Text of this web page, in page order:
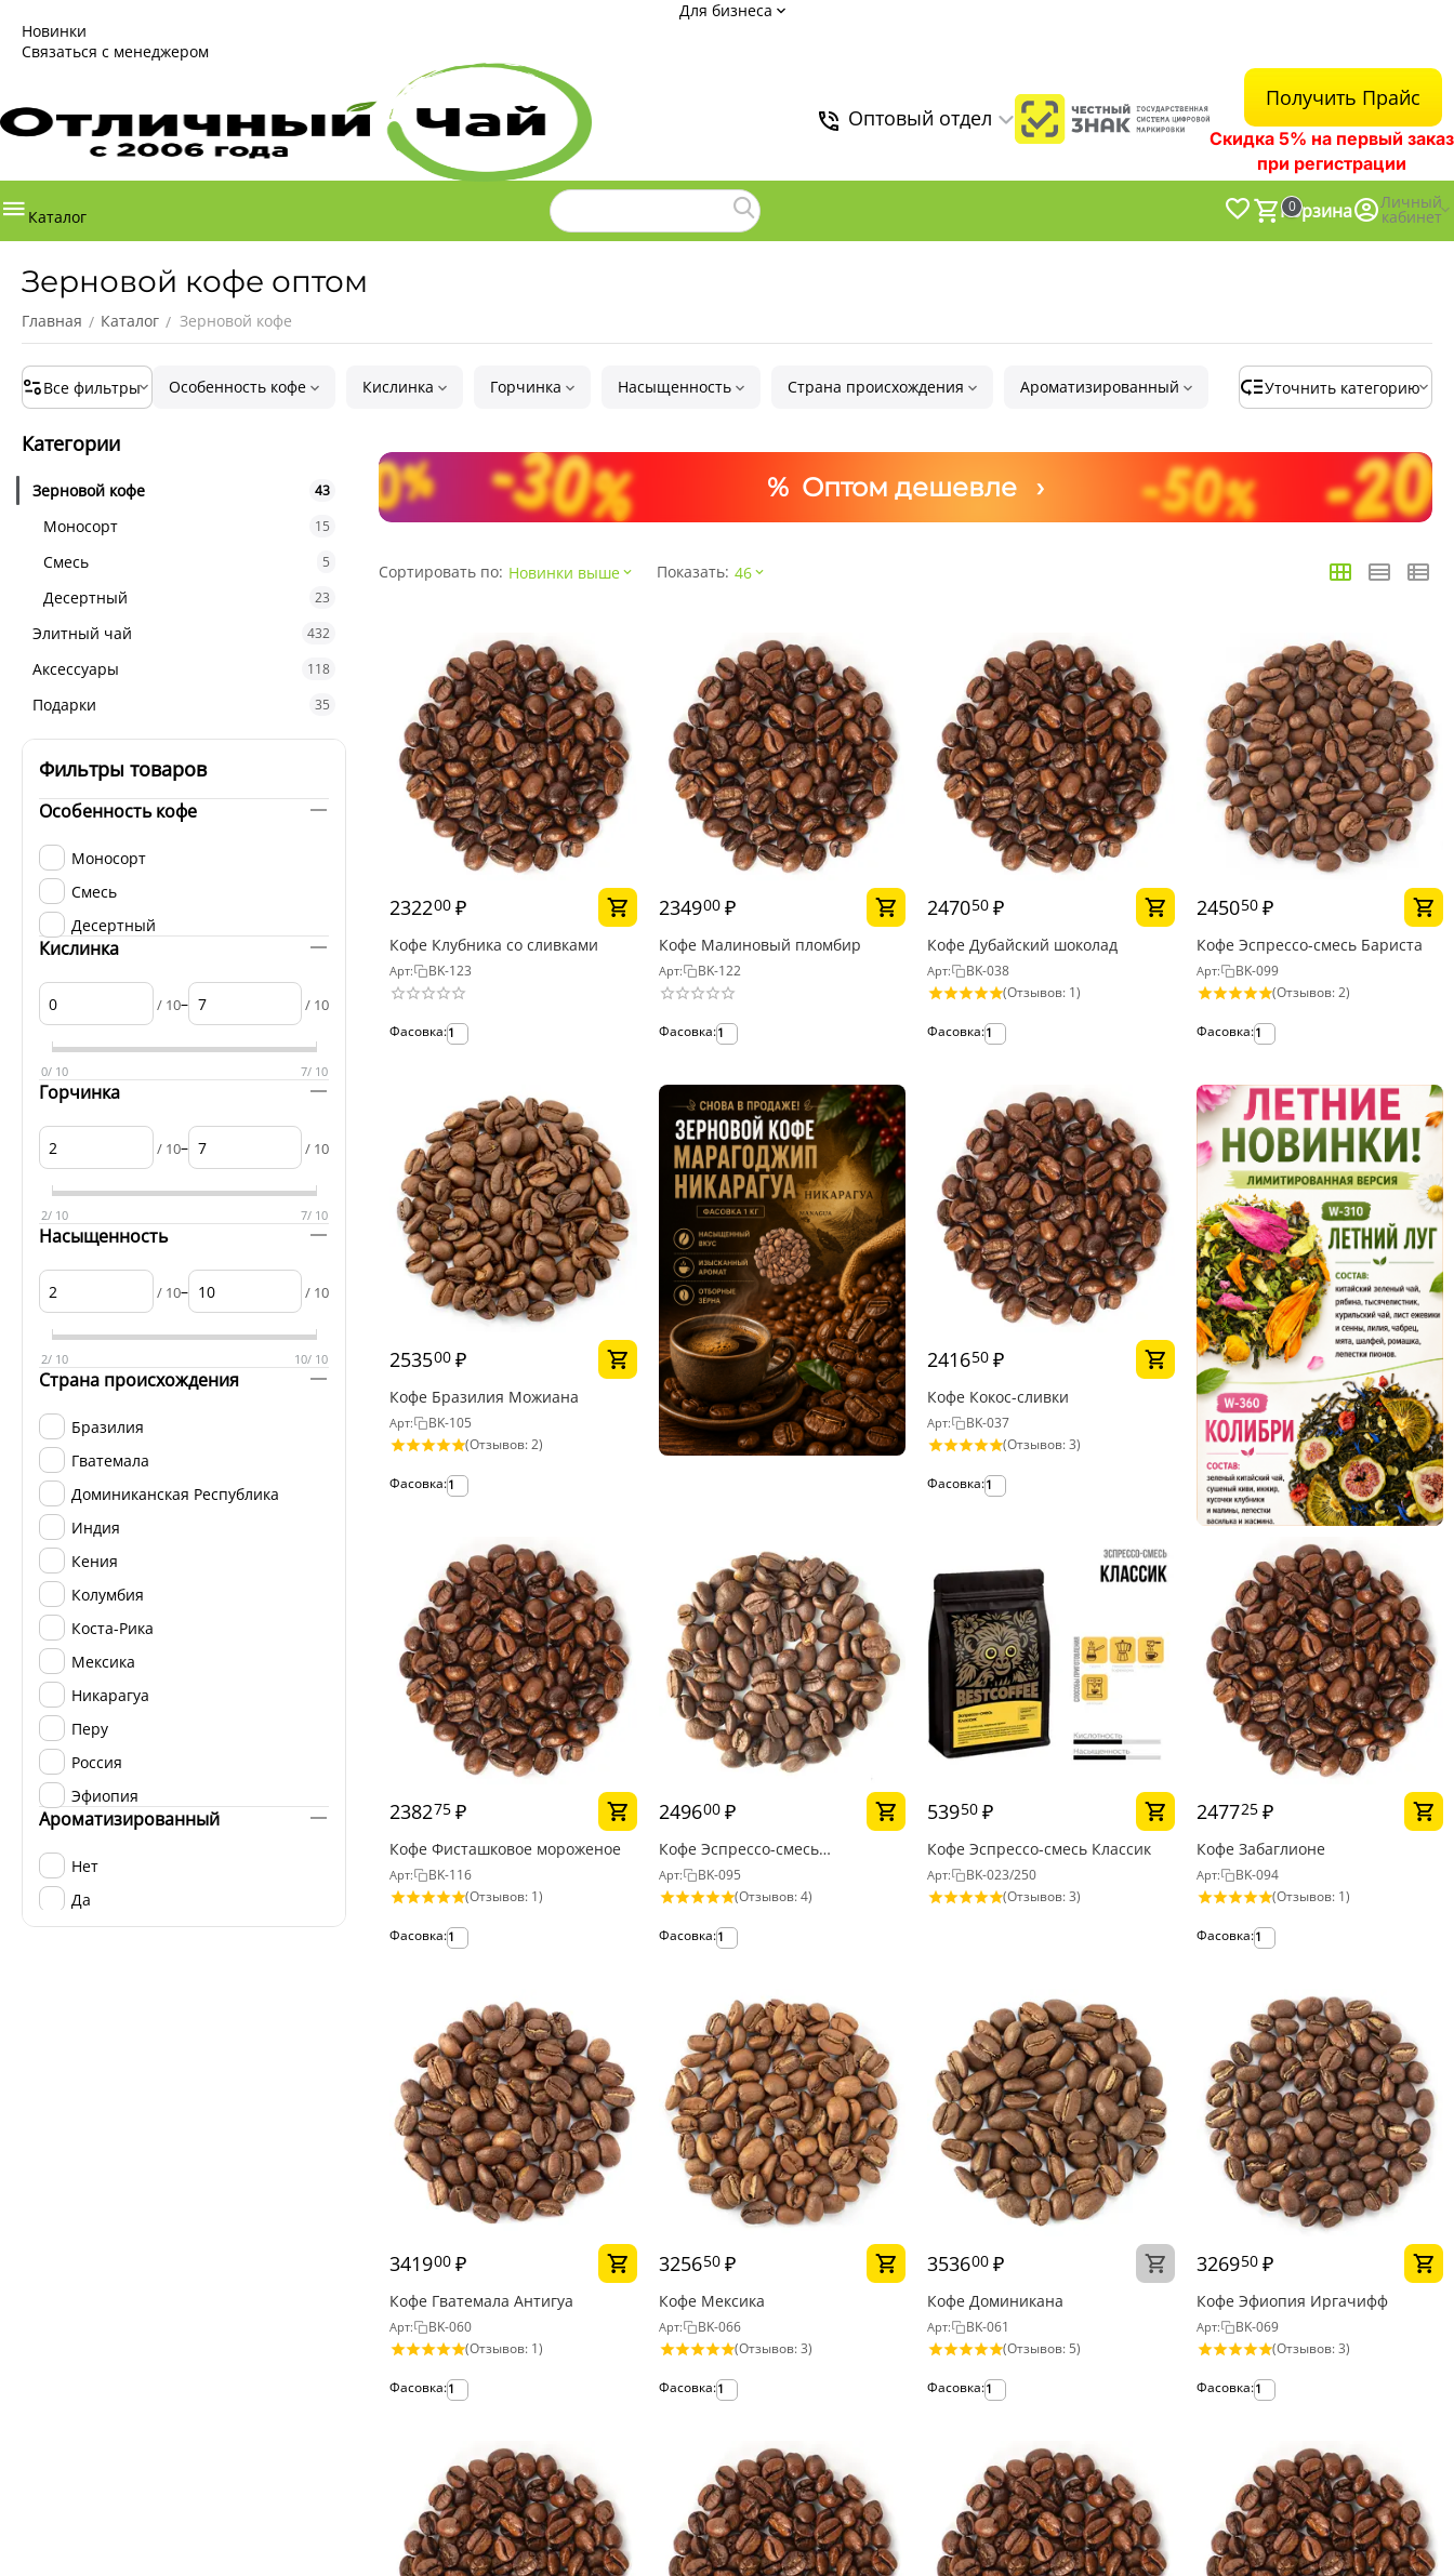
Для бизнеса
Новинки
Связаться с менеджером
Оптовый отдел
Получить Прайс
Скидка 5% на первый заказ
при регистрации
Каталог 0
Корзина Личный
кабинет
Зерновой кофе оптом
Главная / Каталог / Зерновой кофе
Все фильтры Особенность кофе Кислинка Горчинка Насыщенность Страна происхождения Ароматизированный Уточнить категорию
% Оптом дешевле ›
Сортировать по: Новинки выше Показать: 46
232200 ₽
Кофе Клубника со сливками
Арт: BK-123
Фасовка:1
234900 ₽
Кофе Малиновый пломбир
Арт: BK-122
Фасовка:1
247050 ₽
Кофе Дубайский шоколад
Арт:
BK-038
(Отзывов: 1)
Фасовка:1
245050 ₽
Кофе Эспрессо-смесь Бариста
Арт:
BK-099
(Отзывов: 2)
Фасовка:1
253500 ₽
Кофе Бразилия Можиана
Арт:
BK-105
(Отзывов: 2)
Фасовка:1
241650 ₽
Кофе Кокос-сливки
Арт:
BK-037
(Отзывов: 3)
Фасовка:1
238275 ₽
Кофе Фисташковое мороженое
Арт:
BK-116
(Отзывов: 1)
Фасовка:1
249600 ₽
Кофе Эспрессо-смесь
Professional
Арт:
BK-095
(Отзывов: 4)
Фасовка:1
53950 ₽
Кофе Эспрессо-смесь Классик
Арт:
BK-023/250
(Отзывов: 3)
247725 ₽
Кофе Забаглионе
Арт:
BK-094
(Отзывов: 1)
Фасовка:1
341900 ₽
Кофе Гватемала Антигуа
Арт:
BK-060
(Отзывов: 1)
Фасовка:1
325650 ₽
Кофе Мексика
Арт:
BK-066
(Отзывов: 3)
Фасовка:1
353600 ₽
Кофе Доминикана
Арт:
BK-061
(Отзывов: 5)
Фасовка:1
326950 ₽
Кофе Эфиопия Иргачифф
Арт:
BK-069
(Отзывов: 3)
Фасовка:1
Категории
Зерновой кофе 43
Моносорт 15
Смесь 5
Десертный 23
Элитный чай 432
Аксессуары 118
Подарки 35
Фильтры товаров
Особенность кофе
Моносорт
Смесь
Десертный
Кислинка
/ 10– / 10
0/ 10 7/ 10
Горчинка
/ 10– / 10
2/ 10 7/ 10
Насыщенность
/ 10– / 10
2/ 10 10/ 10
Страна происхождения
Бразилия
Гватемала
Доминиканская Республика
Индия
Кения
Колумбия
Коста-Рика
Мексика
Никарагуа
Перу
Россия
Эфиопия
Ароматизированный
Нет
Да